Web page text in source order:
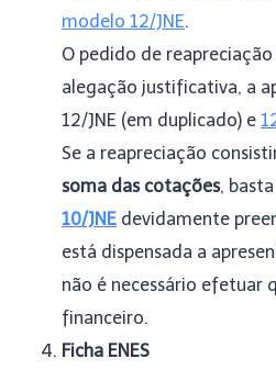
modelo 12/JNE.
O pedido de
alegação justificativa, a
12/JNE (em duplicado) e
Se a reapreciação
soma das cotações,
10/JNE devidamente
está dispensada a
não é necessário efetuar
financeiro.
Ficha ENES